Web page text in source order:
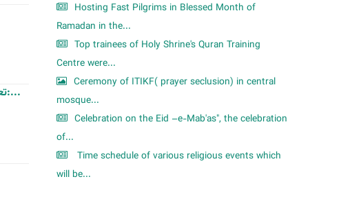
تعویض پرچم گنبد حضرت عبدالعظیم حسنی(ع) بمناسبت ولادت امام حسن مجتبی(ع) / عکس:...
Hosting Fast Pilgrims in Blessed Month of
Ramadan in the...
Top trainees of Holy Shrine's Quran Training
Centre were...
Ceremony of ITIKF( prayer seclusion) in central
mosque...
Celebration on the Eid –e-Mab'as", the celebration
of...
Time schedule of various religious events which
will be...